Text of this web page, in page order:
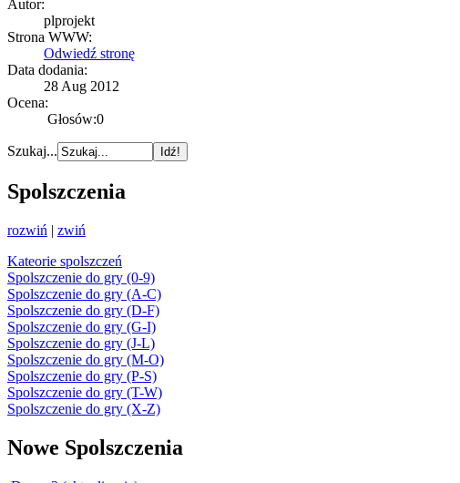
Autor:
plprojekt
Strona WWW:
Odwiedź stronę
Data dodania:
28 Aug 2012
Ocena:
Głosów:0
Szukaj...
Spolszczenia
rozwiń | zwiń
Kateorie spolszczeń
Spolszczenie do gry (0-9)
Spolszczenie do gry (A-C)
Spolszczenie do gry (D-F)
Spolszczenie do gry (G-I)
Spolszczenie do gry (J-L)
Spolszczenie do gry (M-O)
Spolszczenie do gry (P-S)
Spolszczenie do gry (T-W)
Spolszczenie do gry (X-Z)
Nowe Spolszczenia